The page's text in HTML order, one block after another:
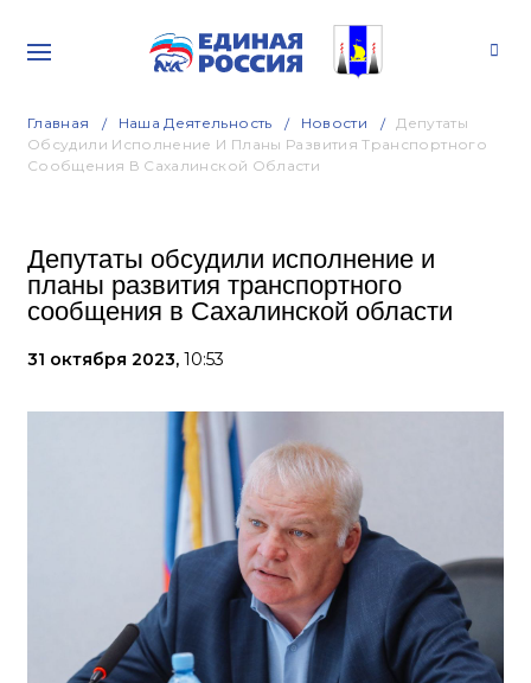
Главная Наша Деятельность Новости
Депутаты
Обсудили Исполнение И Планы Развития Транспортного
Сообщения В Сахалинской Области
Депутаты обсудили исполнение и
планы развития транспортного
сообщения в Сахалинской области
31 октября 2023, 10:53